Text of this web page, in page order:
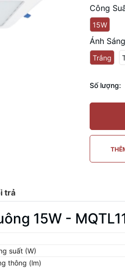
Công
15W
Ánh
Trắng
Số lượng:
trả
15W -
suất (W)
thông (lm)